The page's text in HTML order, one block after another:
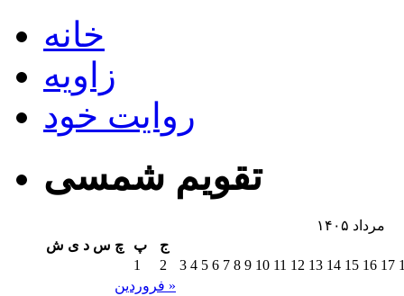
خانه
زاویه
روایت خود
تقویم شمسی
مرداد ۱۴۰۵
ش ی د س چ پ ج
فروردین »
1 2 3 4 5 6 7 8 9 10 11 12 13 14 15 16 17